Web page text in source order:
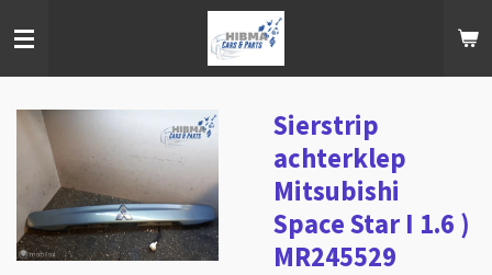
direct
hoofdinhoud
Sierstrip
achterklep
Mitsubishi
Space Star I 1.6 )
MR245529